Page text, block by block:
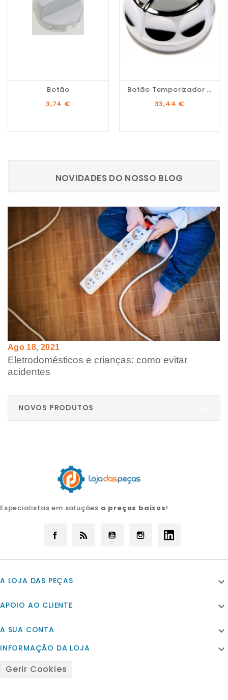
Botão
Preço
3,74 €
Botão Temporizador Hoover
Preço
33,44 €
Ago 18, 2021
Eletrodomésticos e crianças: como evitar
acidentes
NOVIDADES DO NOSSO BLOG
NOVOS PRODUTOS
Especialistas em soluções a preços baixos!
Facebook YouTube Instagram
A LOJA DAS PEÇAS 
APOIO AO CLIENTE 
A SUA CONTA 
INFORMAÇÃO DA LOJA 
Gerir Cookies